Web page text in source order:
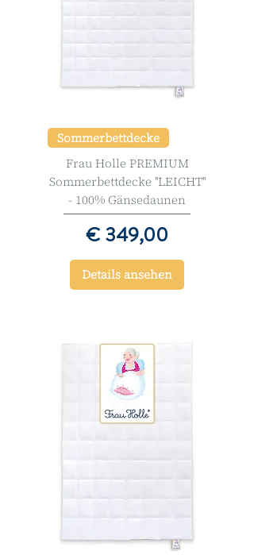
Sommerbettdecke
Frau Holle PREMIUM
Sommerbettdecke ''LEICHT''
- 100% Gänsedaunen
Preis
€ 349,00
Details ansehen